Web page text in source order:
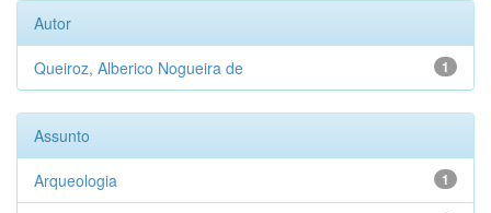
Autor
1
Queiroz, Alberico Nogueira de
Assunto
1
Arqueologia